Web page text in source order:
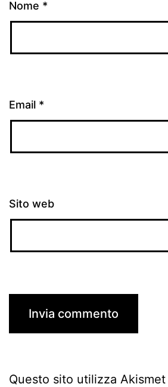
Nome *
Email *
Sito web
Questo sito utilizza